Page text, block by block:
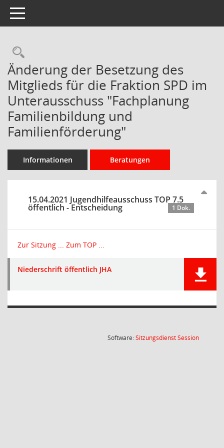
Toggle navigation
Rechercheauswahl
Änderung der Besetzung des
Mitglieds für die Fraktion SPD im
Unterausschuss "Fachplanung
Familienbildung und
Familienförderung"
Informationen Beratungen
15.04.2021 Jugendhilfeausschuss TOP 7.5
öffentlich - Entscheidung 1 Dok.
Zur Sitzung ... Zum TOP ...
Niederschrift öffentlich JHA
Software:SitzungsdienstSession(Wird in